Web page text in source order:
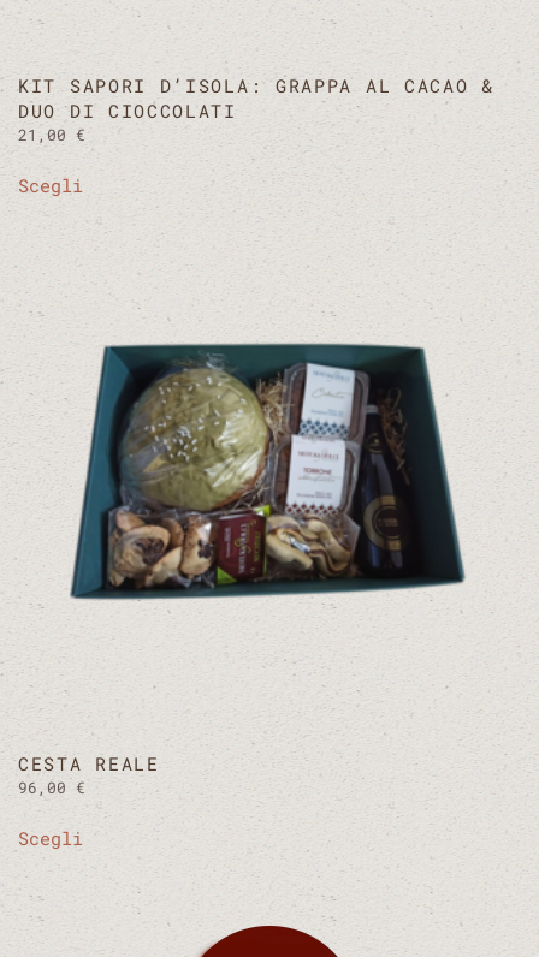
KIT SAPORI D’ISOLA: GRAPPA AL CACAO &
DUO DI CIOCCOLATI
21,00 €
Scegliprodotto
ha
più
varianti.
opzioni
possono
essere
scelte
nella
pagina
del
prodotto
CESTA REALE
96,00 €
Scegli
Questo
ha
varianti.